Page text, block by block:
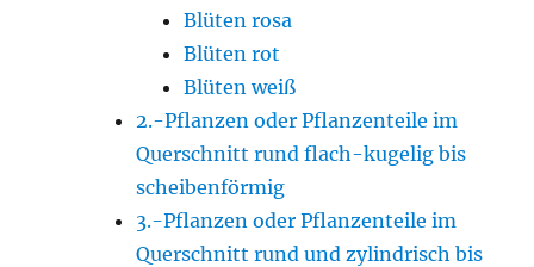
Blüten rosa
Blüten rot
Blüten weiß
2.-Pflanzen oder Pflanzenteile im
Querschnitt rund flach-kugelig bis
scheibenförmig
3.-Pflanzen oder Pflanzenteile im
Querschnitt rund und zylindrisch bis